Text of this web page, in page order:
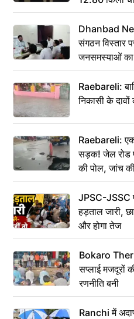
Dhanbad
संगठन विस्तार
जनसमस्याओं का
Raebareli:
निकासी के
Raebareli:
सड़क! जेल रोड
की पोल, जांच
JPSC-JSSC
हड़ताल जारी,
और होगा तेज
Bokaro
सप्लाई मजदूरों
रणनीति बनी
Ranchi में